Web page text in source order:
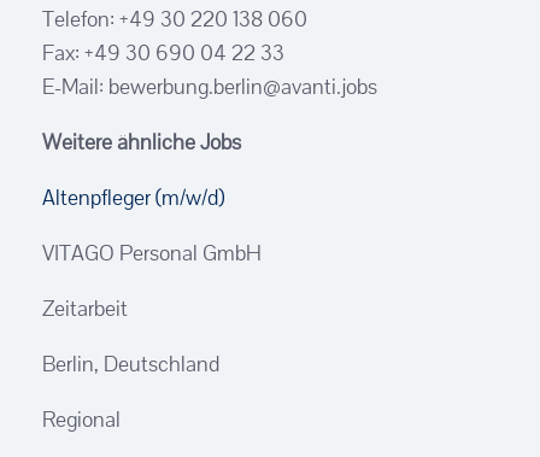
Telefon: +49 30 220 138 060
Fax: +49 30 690 04 22 33
E-Mail: bewerbung.berlin@avanti.jobs
Weitere ähnliche Jobs
Altenpfleger (m/w/d)
VITAGO Personal GmbH
Zeitarbeit
Berlin, Deutschland
Regional